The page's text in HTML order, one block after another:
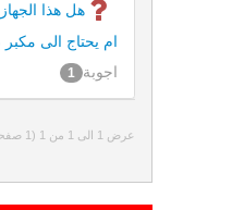
هل هذا
ام يحتاج الى
اجوبة 1
عرض 1 الى 1 من 1 (1 صفحات)